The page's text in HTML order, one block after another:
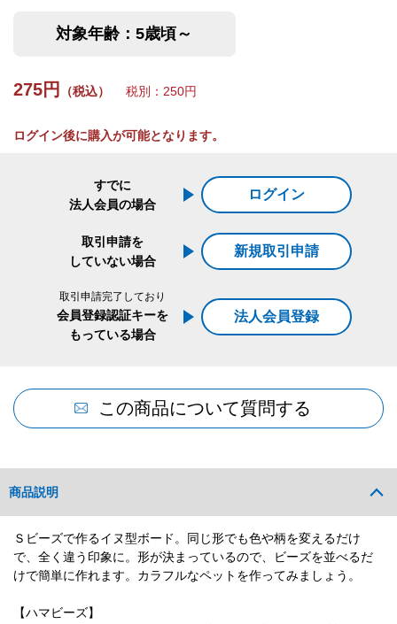
対象年齢：5歳頃～
275円 （税込） 税別：250円
ログイン後に購入が可能となります。
すでに
法人会員の場合
ログイン
取引申請を
していない場合
新規取引申請
取引申請完了しており
会員登録認証キーを
もっている場合
法人会員登録
この商品について質問する
商品説明
Ｓビーズで作るイヌ型ボード。同じ形でも色や柄を変えるだけ
で、全く違う印象に。形が決まっているので、ビーズを並べるだ
けで簡単に作れます。カラフルなペットを作ってみましょう。
【ハマビーズ】